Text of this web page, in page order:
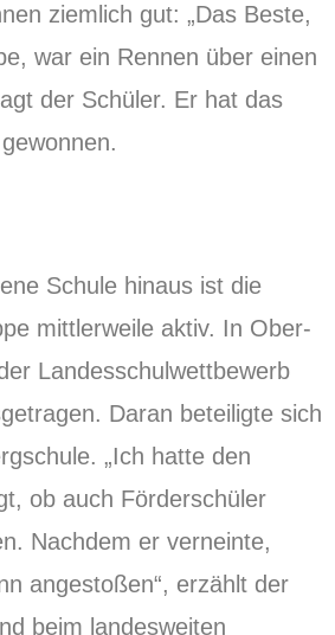
ziemlich gut: „Das Beste,
war ein Rennen über einen
der Schüler. Er hat das
Schule hinaus ist die
mittlerweile aktiv. In Ober-
Landesschulwettbewerb
Daran beteiligte sich
„Ich hatte den
ob auch Förderschüler
Nachdem er verneinte,
angestoßen“, erzählt der
beim landesweiten